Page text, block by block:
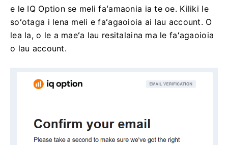
e le IQ Option se meli faʻamaonia ia te oe. Kiliki le
soʻotaga i lena meli e faʻagaoioia ai lau account. O
lea la, o le a maeʻa lau resitalaina ma le faʻagaoioia
o lau account.